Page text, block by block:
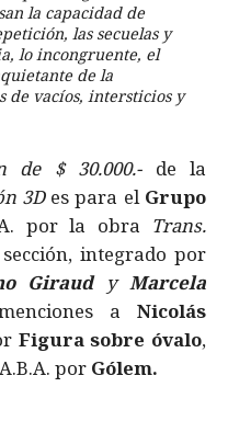
la capacidad de
las secuelas y
lo incongruente, el
de la
vacíos, intersticios y
de $ 30.000.-de la
3Des para el Grupo
por la obra Trans.
integrado por
GiraudyMarcela
aNicolás
Figura sobre óvalo,
por Gólem.